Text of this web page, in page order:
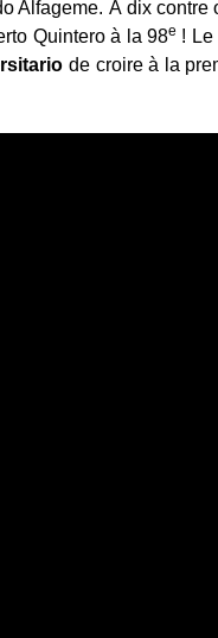
Alfageme. À dix contre
Quintero à la 98e ! Le
de croire à la